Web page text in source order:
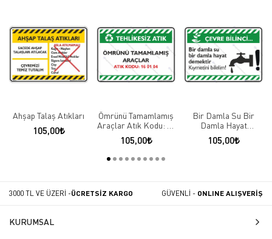
Ahşap Talaş Atıkları
105,00
Ömrünü Tamamlamış
Araçlar Atık Kodu: 16
01 04
105,00
Bir Damla Su Bir
Damla Hayat
Demektir Kıymetini
Bilelim
105,00
3000 TL VE ÜZERİ -ÜCRETSİZ KARGO GÜVENLİ - ONLINE ALIŞVERİŞ
KURUMSAL